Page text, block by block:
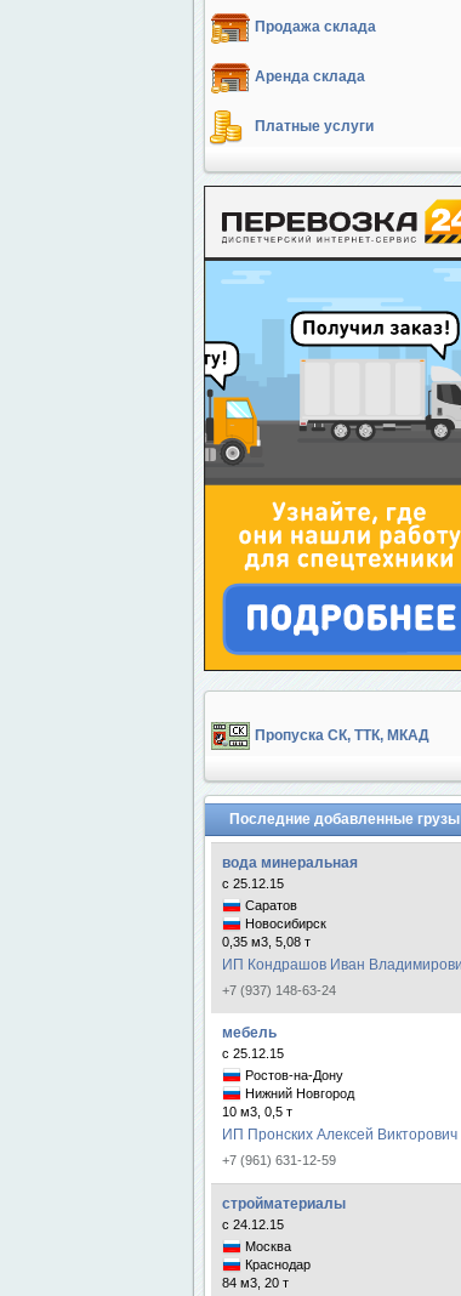
Продажа склада
Аренда склада
Платные услуги
Пропуска СК, ТТК, МКАД
Последние добавленные грузы
вода минеральная
с 25.12.15
Саратов
Новосибирск
0,35 м3, 5,08 т
ИП Кондрашов Иван
+7 (937) 148-63-24
мебель
с 25.12.15
Ростов-на-Дону
Нижний Новгород
10 м3, 0,5 т
ИП Пронских Алексей Викторович
+7 (961) 631-12-59
стройматериалы
с 24.12.15
Москва
Краснодар
84 м3, 20 т